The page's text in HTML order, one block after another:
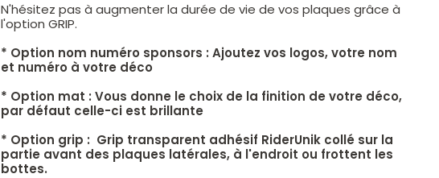
N'hésitez pas à augmenter la durée de vie de vos plaques grâce à
l'option GRIP.
* Option nom numéro sponsors : Ajoutez vos logos, votre nom
et numéro à votre déco
* Option mat : Vous donne le choix de la finition de votre déco,
par défaut celle-ci est brillante
* Option grip : Grip transparent adhésif RiderUnik collé sur la
partie avant des plaques latérales, à l'endroit ou frottent les
bottes.